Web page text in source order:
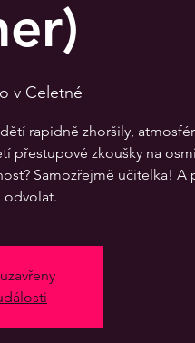
v Celetné
rapidně zhoršily,
přestupové zkoušky na
Samozřejmě učitelka! A